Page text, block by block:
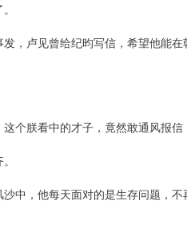
，卢见曾给纪昀写信，希望他能
个朕看中的才子，竟然敢通风报信
中，他每天面对的是生存问题，